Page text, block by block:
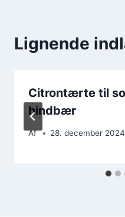
Lignende
Citrontærte til
hindbær
Af 28. december 2024